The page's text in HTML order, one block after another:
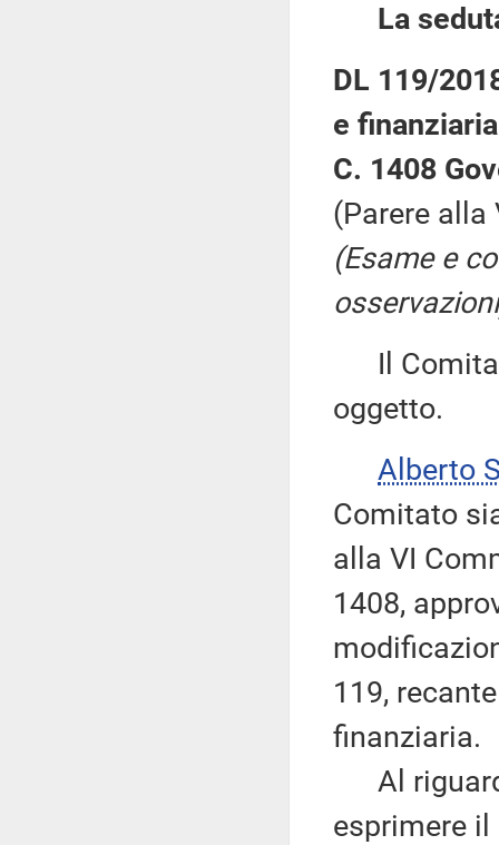
La
DL 119/
e
C. 1408
(Parere alla
(Esame e
Il
oggetto.
Alberto
Comitato
alla VI
1408,
119,
finanziaria.
Al
esprimere il